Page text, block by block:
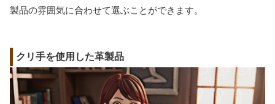
製品の雰囲気に合わせて選ぶことができます。
クリ手を使用した革製品